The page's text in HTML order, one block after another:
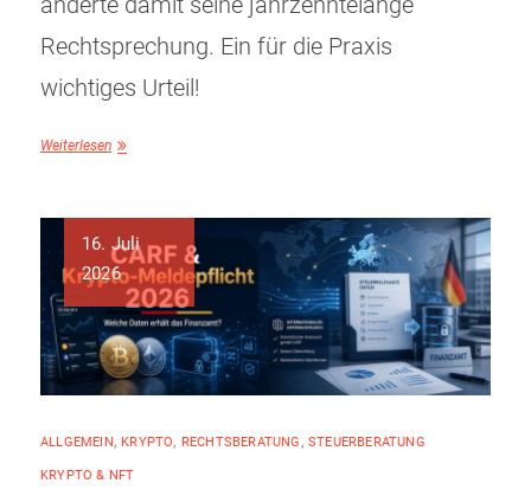
änderte damit seine jahrzehntelange
Rechtsprechung. Ein für die Praxis
wichtiges Urteil!
Weiterlesen
16. Juli
2026
ALLGEMEIN, KRYPTO, RECHTSBERATUNG,STEUERBERATUNG
KRYPTO & NFT